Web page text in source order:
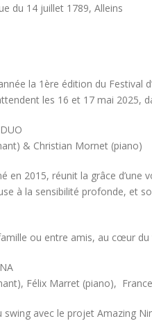
du 14 juillet 1789, Alleins
la 1ère édition du Festival
les 16 et 17 mai 2025,
& Christian Mornet (piano)
en 2015, réunit la grâce
à la sensibilité profonde, et
ou entre amis, au cœur du
Félix Marret (piano),
swing avec le projet Amazing